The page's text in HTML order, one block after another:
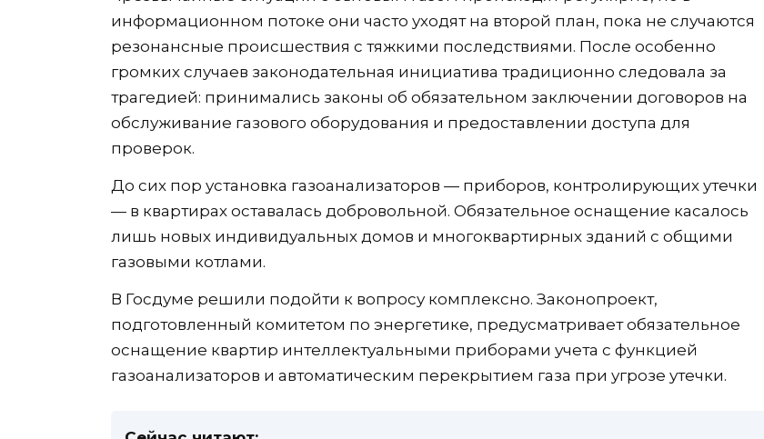
информационном потоке они часто уходят на второй план, пока не случаются
резонансные происшествия с тяжкими последствиями. После особенно
громких случаев законодательная инициатива традиционно следовала за
трагедией: принимались законы об обязательном заключении договоров на
обслуживание газового оборудования и предоставлении доступа для
проверок.
До сих пор установка газоанализаторов — приборов, контролирующих утечки
— в квартирах оставалась добровольной. Обязательное оснащение касалось
лишь новых индивидуальных домов и многоквартирных зданий с общими
газовыми котлами.
В Госдуме решили подойти к вопросу комплексно. Законопроект,
подготовленный комитетом по энергетике, предусматривает обязательное
оснащение квартир интеллектуальными приборами учета с функцией
газоанализаторов и автоматическим перекрытием газа при угрозе утечки.